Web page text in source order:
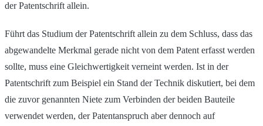
der Patentschrift allein.
Führt das Studium der Patentschrift allein zu dem Schluss, dass das
abgewandelte Merkmal gerade nicht von dem Patent erfasst werden
sollte, muss eine Gleichwertigkeit verneint werden. Ist in der
Patentschrift zum Beispiel ein Stand der Technik diskutiert, bei dem
die zuvor genannten Niete zum Verbinden der beiden Bauteile
verwendet werden, der Patentanspruch aber dennoch auf